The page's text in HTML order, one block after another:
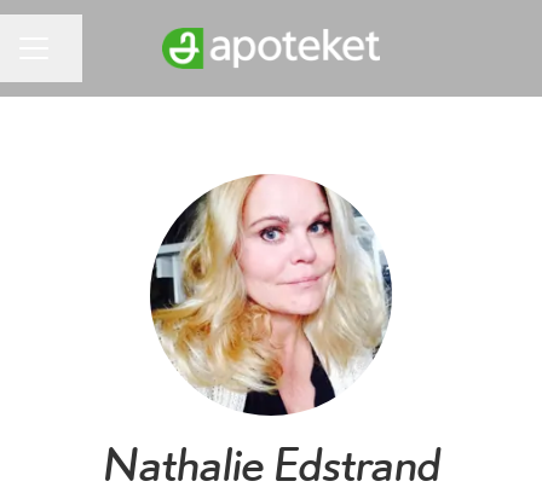
Nathalie Edstrand